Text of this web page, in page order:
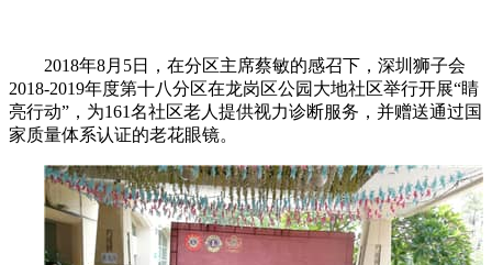
2018年8月5日，在分区主席蔡敏的感召下，深圳狮子会
2018-2019年度第十八分区在龙岗区公园大地社区举行开展“睛
亮行动”，为161名社区老人提供视力诊断服务，并赠送通过国
家质量体系认证的老花眼镜。